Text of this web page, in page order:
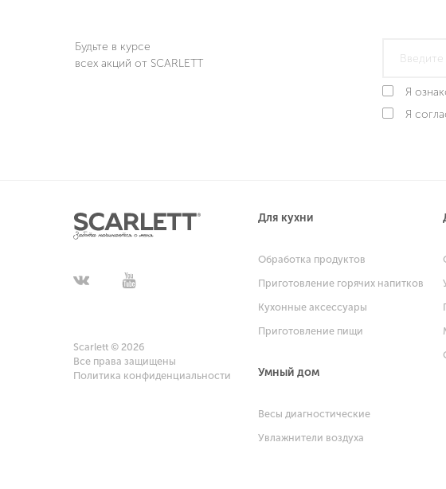
Будьте в курсе
всех акций от SCARLETT
Я
Я
Scarlett © 2026
Все права защищены
Политика конфиденциальности
Для кухни
Обработка продуктов
Приготовление горячих напитков
Кухонные аксессуары
Приготовление пищи
Умный дом
Весы диагностические
Увлажнители воздуха